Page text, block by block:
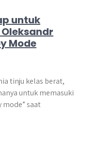
untuk
Mode
tinju kelas berat,
untuk memasuki
mode” saat